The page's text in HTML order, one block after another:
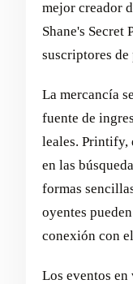
mejor creador
Shane's Secret
suscriptores de
La mercancía
fuente de
leales. Printify,
en las
formas
oyentes
conexión con
Los eventos